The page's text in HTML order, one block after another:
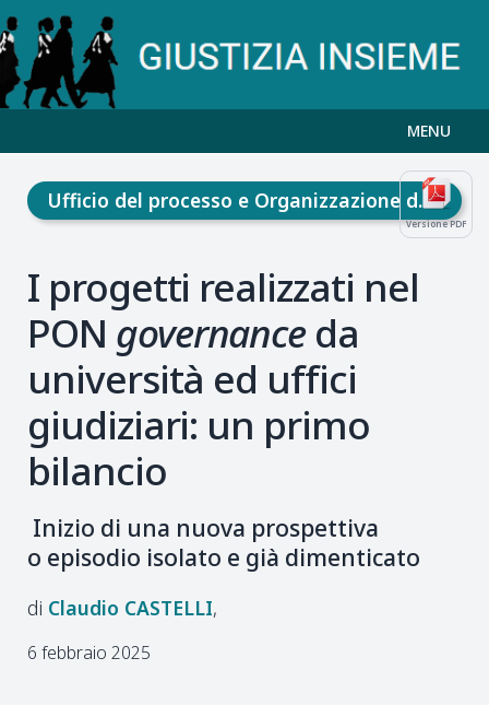
MENU
Versione PDF
Ufficio del processo e Organizzazione della giustizia
I progetti realizzati nel
PON governanceda
università ed uffici
giudiziari: un primo
bilancio
Inizio di una nuova prospettiva
o episodio isolato e già dimenticato
Claudio CASTELLI
6 febbraio 2025